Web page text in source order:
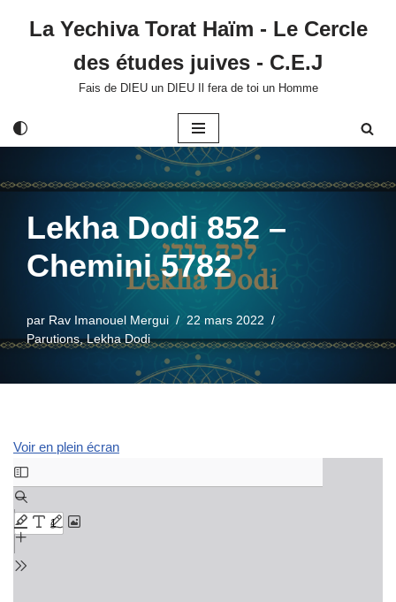
La Yechiva Torat Haïm - Le Cercle
des études juives - C.E.J
Fais de DIEU un DIEU Il fera de toi un Homme
Lekha Dodi 852 –
Chemini 5782
par Rav Imanouel Mergui
22 mars 2022
Parutions,Lekha Dodi
Voir en plein écran